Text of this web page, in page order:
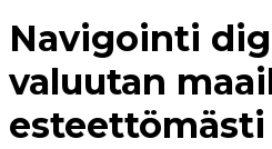
Navigointi
valuutan
esteettömästi